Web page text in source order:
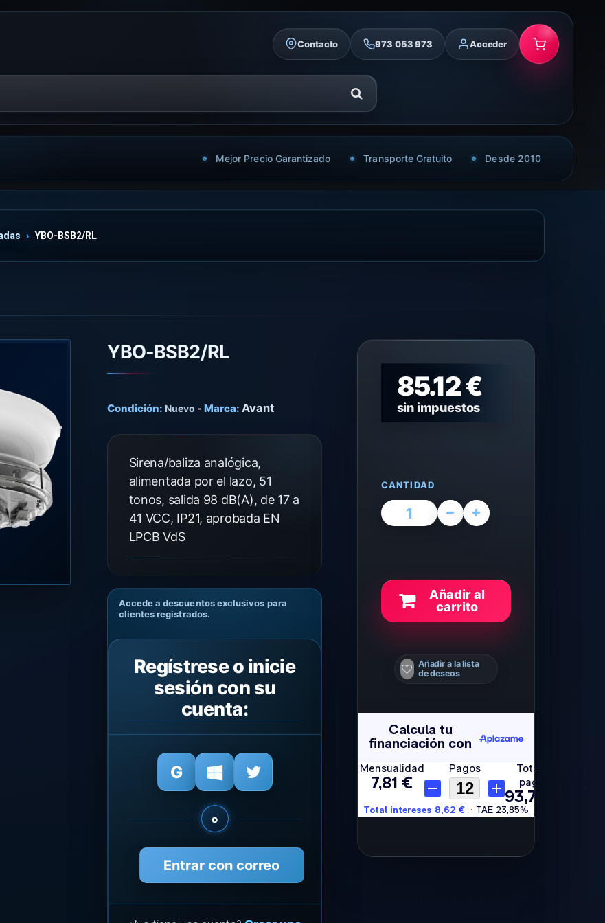
Contacto 973 053 973 Acceder
Mejor Precio Garantizado Transporte Gratuito Desde 2010
YBO-BSB2/RL
YBO-BSB2/RL
Condición: Nuevo - Marca: Avant
Sirena/baliza analógica,
alimentada por el lazo, 51
tonos, salida 98 dB(A), de 17 a
41 VCC, IP21, aprobada EN
LPCB VdS
Accede a descuentos exclusivos para
clientes registrados.
Regístrese o inicie
sesión con su
cuenta:
o
Entrar con correo
85.12 €
sin impuestos
CANTIDAD
Añadir al
carrito
Añadir a la lista
de deseos